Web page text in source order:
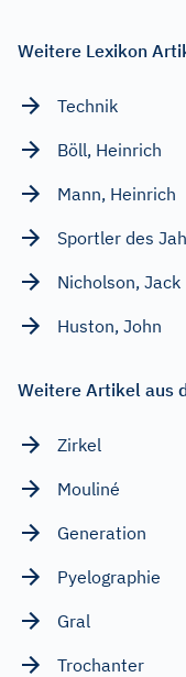
Weitere Lexikon
Technik
Böll, Heinrich
Mann, Heinrich
Sportler des
Nicholson, Jack
Huston, John
Weitere Artikel aus
Zirkel
Mouliné
Generation
Pyelographie
Gral
Trochanter